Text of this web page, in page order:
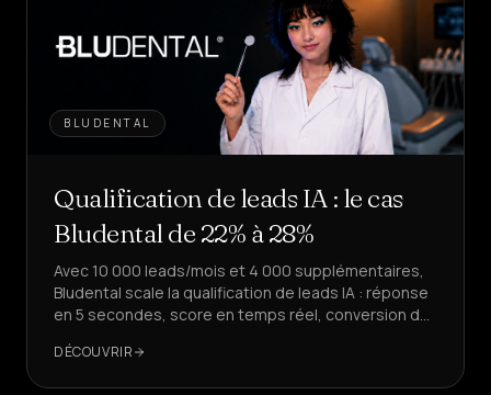
Plateforme
Managée
Santé &
BIEN-
ÊTRE
Hôtellerie
ALIMENTATION
Vente &
BLUDENTAL
Qualification de leads IA : le cas
Bludental de 22% à 28%
Avec 10 000 leads/mois et 4 000 supplémentaires,
Bludental scale la qualification de leads IA : réponse
en 5 secondes, score en temps réel, conversion de
DÉCOUVRIR